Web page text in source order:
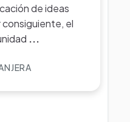
de ideas
el
...